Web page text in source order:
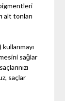
alt tonları
sağlar
saçlar